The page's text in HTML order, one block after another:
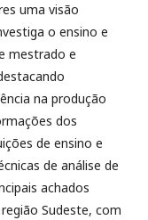
uma visão
o ensino e
mestrado e
na produção
dos
de ensino e
de análise de
achados
Sudeste, com